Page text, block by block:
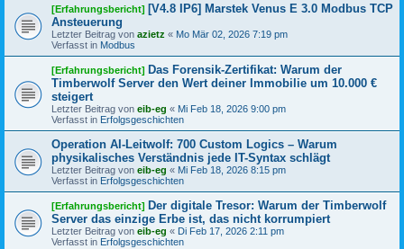
[Erfahrungsbericht] [V4.8 IP6] Marstek Venus E 3.0 Modbus TCP
Ansteuerung
Letzter Beitrag von azietz « Mo Mär 02, 2026 7:19 pm
Verfasst in Modbus
[Erfahrungsbericht] Das Forensik-Zertifikat: Warum der
Timberwolf Server den Wert deiner Immobilie um 10.000 €
steigert
Letzter Beitrag von eib-eg « Mi Feb 18, 2026 9:00 pm
Verfasst in Erfolgsgeschichten
Operation AI-Leitwolf: 700 Custom Logics – Warum
physikalisches Verständnis jede IT-Syntax schlägt
Letzter Beitrag von eib-eg « Mi Feb 18, 2026 8:15 pm
Verfasst in Erfolgsgeschichten
[Erfahrungsbericht] Der digitale Tresor: Warum der Timberwolf
Server das einzige Erbe ist, das nicht korrumpiert
Letzter Beitrag von eib-eg « Di Feb 17, 2026 2:11 pm
Verfasst in Erfolgsgeschichten